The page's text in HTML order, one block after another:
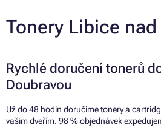
Tonery Libice
Rychlé doručení tonerů
Doubravou
Už do 48 hodin doručíme tonery a
vašim dveřím. 98 % objednávek